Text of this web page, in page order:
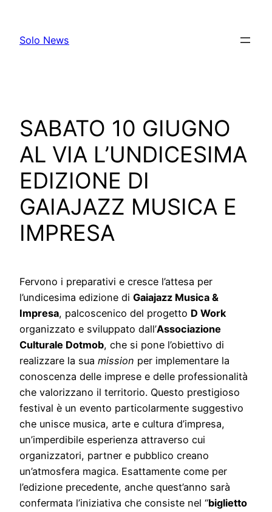
content
Solo News
SABATO 10 GIUGNO
AL VIA L’UNDICESIMA
EDIZIONE DI
GAIAJAZZ MUSICA E
IMPRESA
Fervono i preparativi e cresce l’attesa per
l’undicesima edizione di Gaiajazz Musica &
Impresa, palcoscenico del progetto D Work
organizzato e sviluppato dall’Associazione
Culturale Dotmob, che si pone l’obiettivo di
realizzare la sua mission per implementare la
conoscenza delle imprese e delle professionalità
che valorizzano il territorio. Questo prestigioso
festival è un evento particolarmente suggestivo
che unisce musica, arte e cultura d’impresa,
un’imperdibile esperienza attraverso cui
organizzatori, partner e pubblico creano
un’atmosfera magica. Esattamente come per
l’edizione precedente, anche quest’anno sarà
confermata l’iniziativa che consiste nel “biglietto